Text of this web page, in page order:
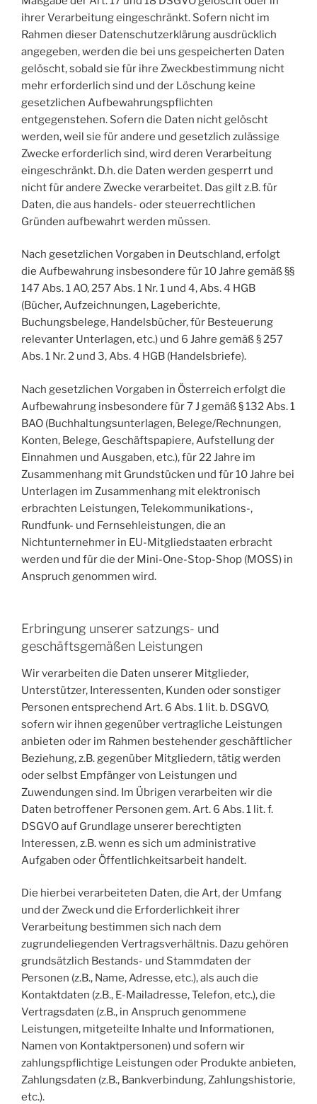
ihrer Verarbeitung eingeschränkt. Sofern nicht im
Rahmen dieser Datenschutzerklärung ausdrücklich
angegeben, werden die bei uns gespeicherten Daten
gelöscht, sobald sie für ihre Zweckbestimmung nicht
mehr erforderlich sind und der Löschung keine
gesetzlichen Aufbewahrungspflichten
entgegenstehen. Sofern die Daten nicht gelöscht
werden, weil sie für andere und gesetzlich zulässige
Zwecke erforderlich sind, wird deren Verarbeitung
eingeschränkt. D.h. die Daten werden gesperrt und
nicht für andere Zwecke verarbeitet. Das gilt z.B. für
Daten, die aus handels- oder steuerrechtlichen
Gründen aufbewahrt werden müssen.
Nach gesetzlichen Vorgaben in Deutschland, erfolgt
die Aufbewahrung insbesondere für 10 Jahre gemäß §§
147 Abs. 1 AO, 257 Abs. 1 Nr. 1 und 4, Abs. 4 HGB
(Bücher, Aufzeichnungen, Lageberichte,
Buchungsbelege, Handelsbücher, für Besteuerung
relevanter Unterlagen, etc.) und 6 Jahre gemäß § 257
Abs. 1 Nr. 2 und 3, Abs. 4 HGB (Handelsbriefe).
Nach gesetzlichen Vorgaben in Österreich erfolgt die
Aufbewahrung insbesondere für 7 J gemäß § 132 Abs. 1
BAO (Buchhaltungsunterlagen, Belege/Rechnungen,
Konten, Belege, Geschäftspapiere, Aufstellung der
Einnahmen und Ausgaben, etc.), für 22 Jahre im
Zusammenhang mit Grundstücken und für 10 Jahre bei
Unterlagen im Zusammenhang mit elektronisch
erbrachten Leistungen, Telekommunikations-,
Rundfunk- und Fernsehleistungen, die an
Nichtunternehmer in EU-Mitgliedstaaten erbracht
werden und für die der Mini-One-Stop-Shop (MOSS) in
Anspruch genommen wird.
Erbringung unserer satzungs- und
geschäftsgemäßen Leistungen
Wir verarbeiten die Daten unserer Mitglieder,
Unterstützer, Interessenten, Kunden oder sonstiger
Personen entsprechend Art. 6 Abs. 1 lit. b. DSGVO,
sofern wir ihnen gegenüber vertragliche Leistungen
anbieten oder im Rahmen bestehender geschäftlicher
Beziehung, z.B. gegenüber Mitgliedern, tätig werden
oder selbst Empfänger von Leistungen und
Zuwendungen sind. Im Übrigen verarbeiten wir die
Daten betroffener Personen gem. Art. 6 Abs. 1 lit. f.
DSGVO auf Grundlage unserer berechtigten
Interessen, z.B. wenn es sich um administrative
Aufgaben oder Öffentlichkeitsarbeit handelt.
Die hierbei verarbeiteten Daten, die Art, der Umfang
und der Zweck und die Erforderlichkeit ihrer
Verarbeitung bestimmen sich nach dem
zugrundeliegenden Vertragsverhältnis. Dazu gehören
grundsätzlich Bestands- und Stammdaten der
Personen (z.B., Name, Adresse, etc.), als auch die
Kontaktdaten (z.B., E-Mailadresse, Telefon, etc.), die
Vertragsdaten (z.B., in Anspruch genommene
Leistungen, mitgeteilte Inhalte und Informationen,
Namen von Kontaktpersonen) und sofern wir
zahlungspflichtige Leistungen oder Produkte anbieten,
Zahlungsdaten (z.B., Bankverbindung, Zahlungshistorie,
etc.).